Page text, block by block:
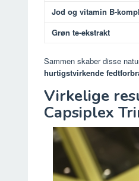
Jod og vitamin B-
Grøn te-ekstrakt
Sammen skaber disse
hurtigstvirkende
Virkelige
Capsiplex